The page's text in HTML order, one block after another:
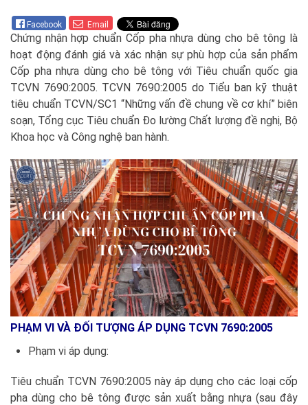
Facebook Email
Chứng nhận hợp chuẩn Cốp pha nhựa dùng cho bê tông là
hoạt động đánh giá và xác nhận sự phù hợp của sản phẩm
Cốp pha nhựa dùng cho bê tông với Tiêu chuẩn quốc gia
TCVN 7690:2005. TCVN 7690:2005 do Tiểu ban kỹ thuật
tiêu chuẩn TCVN/SC1 “Những vấn đề chung về cơ khí” biên
soạn, Tổng cục Tiêu chuẩn Đo lường Chất lượng đề nghị, Bộ
Khoa học và Công nghệ ban hành.
PHẠM VI VÀ ĐỐI TƯỢNG ÁP DỤNG TCVN 7690:2005
Phạm vi áp dụng:
Tiêu chuẩn TCVN 7690:2005 này áp dụng cho các loại cốp
pha dùng cho bê tông được sản xuất bằng nhựa (sau đây